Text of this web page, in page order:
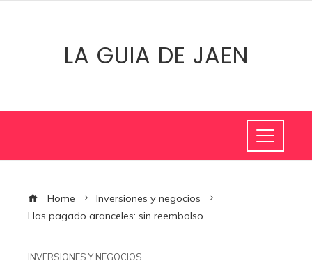
LA GUIA DE JAEN
Home
Inversiones y negocios
Has pagado aranceles: sin reembolso
INVERSIONES Y NEGOCIOS